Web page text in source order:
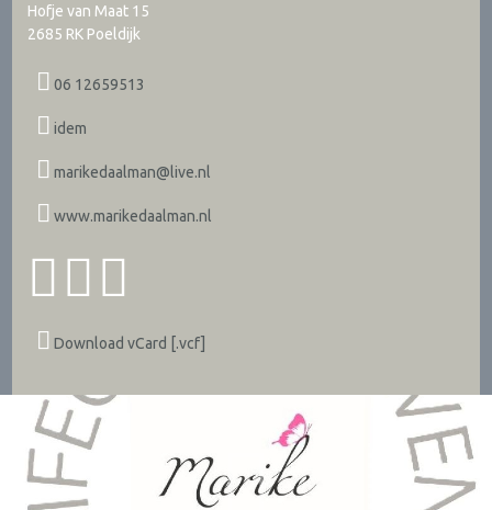
Hofje van Maat 15
2685 RK Poeldijk
06 12659513
idem
marikedaalman@live.nl
www.marikedaalman.nl
Download vCard [.vcf]